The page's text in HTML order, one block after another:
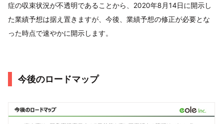
症の収束状況が不透明であることから、2020年8月14日に開示し
た業績予想は据え置きますが、今後、業績予想の修正が必要とな
った時点で速やかに開示します。
今後のロードマップ